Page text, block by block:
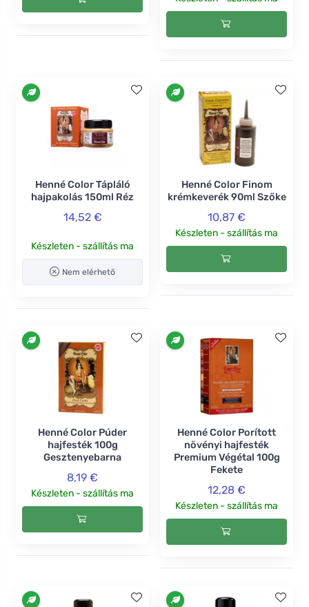
Henné Color Tápláló
hajpakolás 150ml Réz
14,52 €
Készleten - szállítás ma
Nem elérhető
Henné Color Finom
krémkeverék 90ml Szőke
10,87 €
Készleten - szállítás ma
Henné Color Púder
hajfesték 100g
Gesztenyebarna
8,19 €
Készleten - szállítás ma
Henné Color Porított
növényi hajfesték
Premium Végétal 100g
Fekete
12,28 €
Készleten - szállítás ma